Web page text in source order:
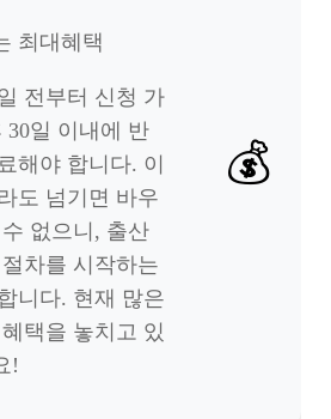
최대혜택
전부터 신청 가
30일 이내에 반
해야 합니다. 이
도 넘기면 바우
없으니, 출산
차를 시작하는
니다. 현재 많은
택을 놓치고 있
!
💰